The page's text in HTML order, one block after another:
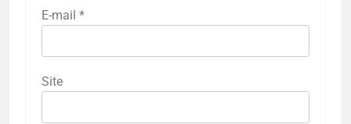
E-mail *
Site